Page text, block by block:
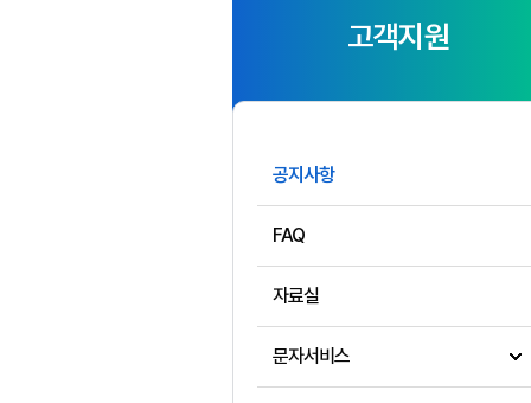
고객지원
공지사항
FAQ
자료실
문자서비스